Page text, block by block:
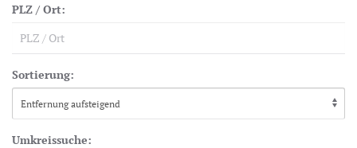
PLZ / Ort:
Sortierung:
Umkreissuche: